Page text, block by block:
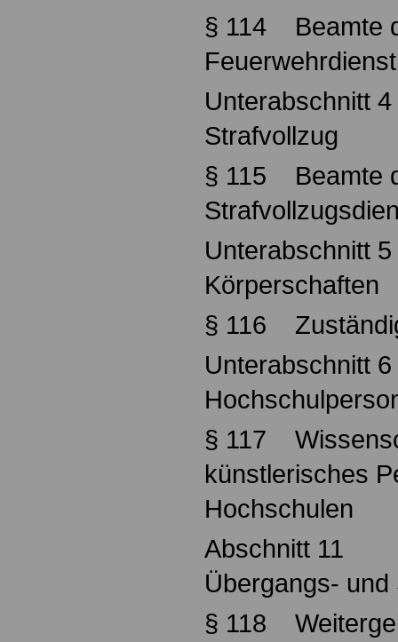
§ 114 Beamte
Feuerwehrdienst
Unterabschnitt 4
Strafvollzug
§ 115 Beamte
Unterabschnitt 5
Körperschaften
§ 116
Unterabschnitt 6
§ 117
künstlerisches
Hochschulen
Abschnitt 11
Übergangs-
§ 118